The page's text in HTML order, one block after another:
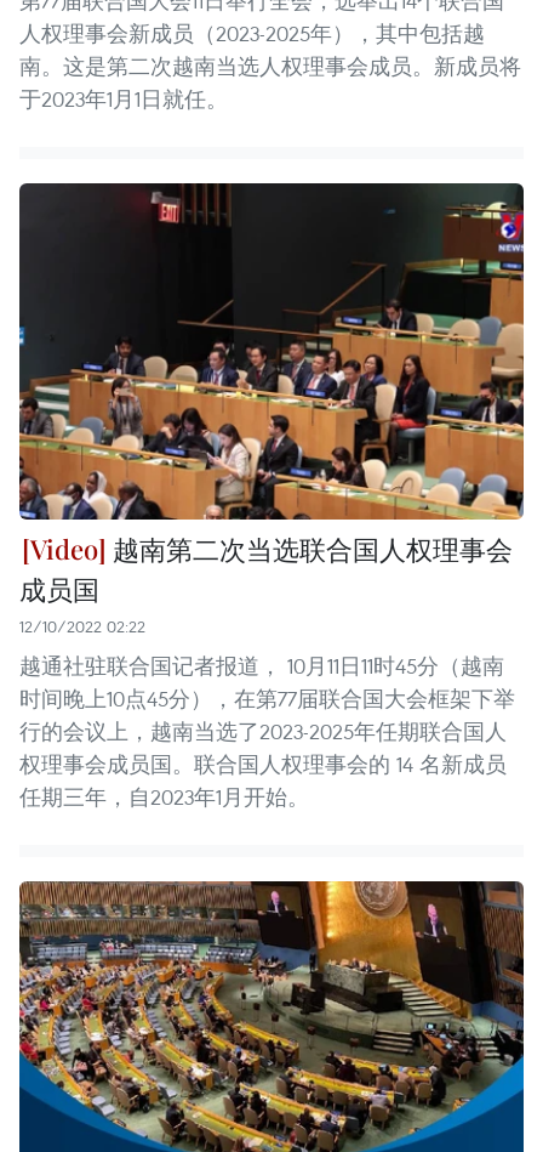
人权理事会新成员（2023-2025年），其中包括越
南。这是第二次越南当选人权理事会成员。新成员将
于2023年1月1日就任。
越南第二次当选联合国人权理事会
成员国
12/10/2022 02:22
越通社驻联合国记者报道， 10月11日11时45分（越南
时间晚上10点45分），在第77届联合国大会框架下举
行的会议上，越南当选了2023-2025年任期联合国人
权理事会成员国。联合国人权理事会的 14 名新成员
任期三年，自2023年1月开始。